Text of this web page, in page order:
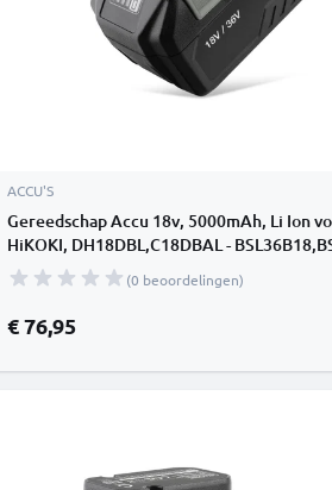
ACCU'S
Gereedschap Accu 18v, 5000mAh, Li Ion
HiKOKI, DH18DBL,C18DBAL -
Vervangende batterij(0 beoordelingen)
€ 76,95